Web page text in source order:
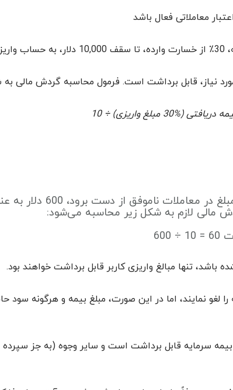
معاملاتی فعال باشد
نیاز، قابل برداشت است. فرمول محاسبه گردش مالی
مبلغ واریزی) ÷ 10
اگر کاربری 2,000 دلار واریز
مالی لازم به شکل زیر محاسبه می‌شود:
تنها مبالغ واریزی کاربر قابل برداشت خواهند بود.
را لغو نمایند، اما در این صورت، مبلغ بیمه و هرگونه
بیمه سرمایه قابل برداشت است و سایر وجوه (به جز